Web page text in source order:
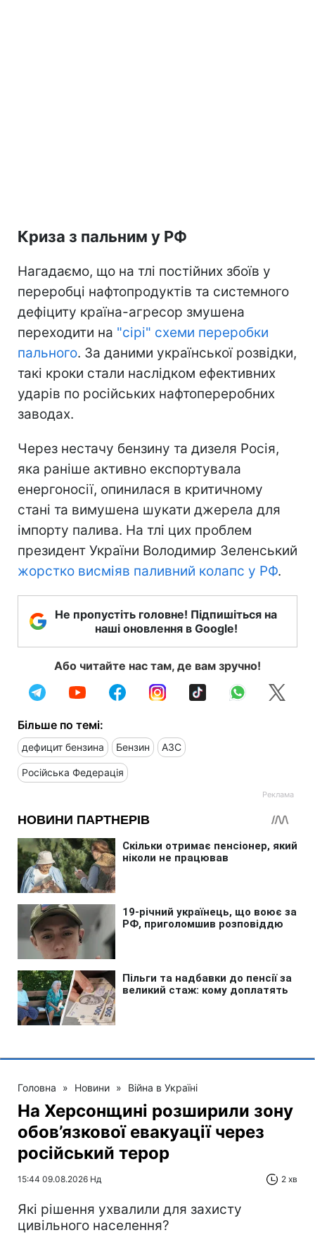
Криза з пальним у РФ
Нагадаємо, що на тлі постійних збоїв у
переробці нафтопродуктів та системного
дефіциту країна-агресор змушена
переходити на "сірі" схеми переробки
пального. За даними української розвідки,
такі кроки стали наслідком ефективних
ударів по російських нафтопереробних
заводах.
Через нестачу бензину та дизеля Росія,
яка раніше активно експортувала
енергоносії, опинилася в критичному
стані та вимушена шукати джерела для
імпорту палива. На тлі цих проблем
президент України Володимир Зеленський
жорстко висміяв паливний колапс у РФ.
Не пропустіть головне! Підпишіться на
наші оновлення в Google!
Або читайте нас там, де вам зручно!
Більше по темі:
дефицит бензина Бензин АЗС
Російська Федерація
Головна » Новини » Війна в Україні
На Херсонщині розширили зону
обов’язкової евакуації через
російський терор
15:44 09.08.2026 Нд 2 хв
Які рішення ухвалили для захисту
цивільного населення?